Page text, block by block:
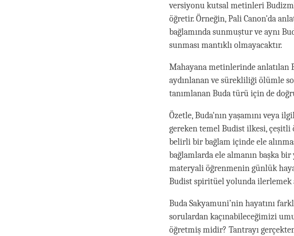
versiyonu kutsal metinleri
öğretir. Örneğin, Pali Canon'da
bağlamında sunmuştur ve aynı
sunması mantıklı olmayacaktır.
Mahayana metinlerinde
aydınlanan ve sürekliliği ölümle
tanımlanan Buda türü için de
Özetle, Buda'nın yaşamını veya
gereken temel Budist ilkesi,
belirli bir bağlam içinde ele
bağlamlarda ele almanın başka
materyali öğrenmenin günlük
Budist spiritüel yolunda ilerlemek
Buda Sakyamuni’nin hayatını
sorulardan kaçınabileceğimizi
öğretmiş midir? Tantrayı